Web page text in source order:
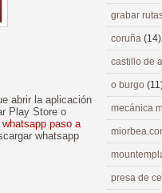
abrir la aplicación
Play Store o
paso a
whatsapp
grabar
coruña (14)
castillo de
o burgo
mecánica
presa de